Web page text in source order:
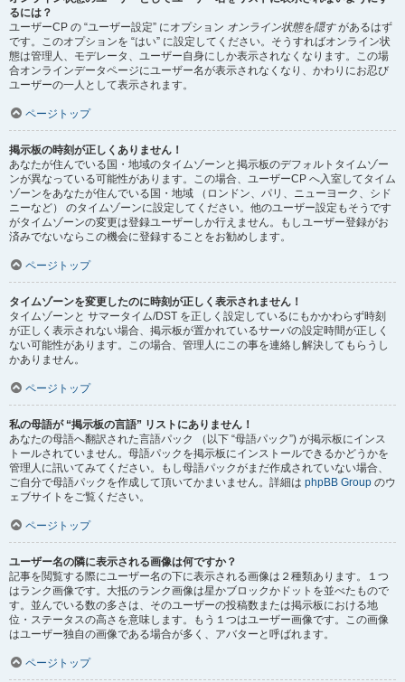
るには？
ユーザーCP の “ユーザー設定” にオプション オンライン状態を隠すがあるはず
です。このオプションを “はい” に設定してください。そうすればオンライン状
態は管理人、モデレータ、ユーザー自身にしか表示されなくなります。この場
合オンラインデータページにユーザー名が表示されなくなり、かわりにお忍び
ユーザーの一人として表示されます。
ページトップ
掲示板の時刻が正しくありません！
あなたが住んでいる国・地域のタイムゾーンと掲示板のデフォルトタイムゾー
ンが異なっている可能性があります。この場合、ユーザーCP へ入室してタイム
ゾーンをあなたが住んでいる国・地域 （ロンドン、パリ、ニューヨーク、シド
ニーなど） のタイムゾーンに設定してください。他のユーザー設定もそうです
がタイムゾーンの変更は登録ユーザーしか行えません。もしユーザー登録がお
済みでないならこの機会に登録することをお勧めします。
ページトップ
タイムゾーンを変更したのに時刻が正しく表示されません！
タイムゾーンと サマータイム/DST を正しく設定しているにもかかわらず時刻
が正しく表示されない場合、掲示板が置かれているサーバの設定時間が正しく
ない可能性があります。この場合、管理人にこの事を連絡し解決してもらうし
かありません。
ページトップ
私の母語が “掲示板の言語” リストにありません！
あなたの母語へ翻訳された言語パック （以下 “母語パック”) が掲示板にインス
トールされていません。母語パックを掲示板にインストールできるかどうかを
管理人に訊いてみてください。もし母語パックがまだ作成されていない場合、
ご自分で母語パックを作成して頂いてかまいません。詳細は phpBB Group のウ
ェブサイトをご覧ください。
ページトップ
ユーザー名の隣に表示される画像は何ですか？
記事を閲覧する際にユーザー名の下に表示される画像は２種類あります。１つ
はランク画像です。大抵のランク画像は星かブロックかドットを並べたもので
す。並んでいる数の多さは、そのユーザーの投稿数または掲示板における地
位・ステータスの高さを意味します。もう１つはユーザー画像です。この画像
はユーザー独自の画像である場合が多く、アバターと呼ばれます。
ページトップ